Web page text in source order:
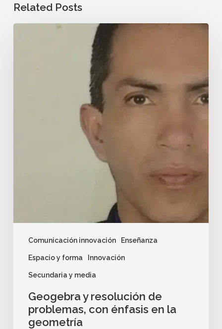
Related Posts
Comunicación innovación Enseñanza
Espacio y forma Innovación
Secundaria y media
Geogebra y resolución de
problemas, con énfasis en la
geometría